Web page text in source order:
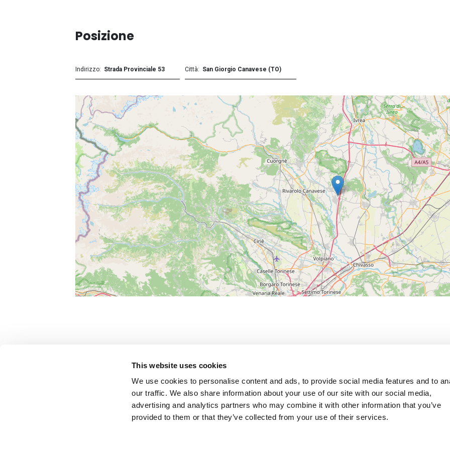
This website uses cookies
We use cookies to personalise content and ads, to provide social media features and to
our traffic. We also share information about your use of our site with our social media,
advertising and analytics partners who may combine it with other information that you’ve
provided to them or that they’ve collected from your use of their services.
Posizione
Indirizzo Strada Provinciale 53 Città San Giorgio Canavese (TO)
IPI_CS_Pininfarina.pdf